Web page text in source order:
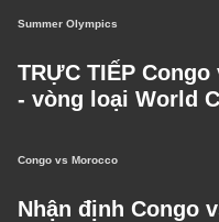
Summer Olympics
TRỰC TIẾP Congo
- vòng loại World
Congo vs Morocco
Nhận định Congo